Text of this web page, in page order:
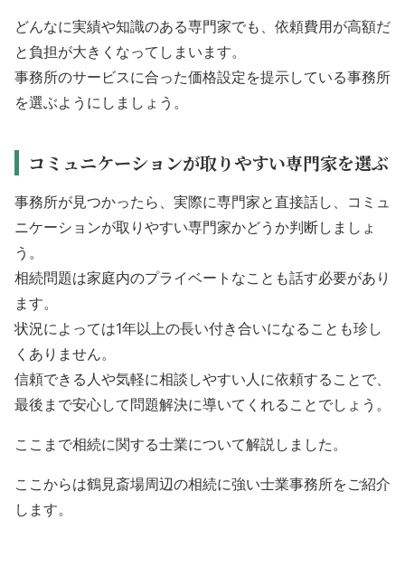
どんなに実績や知識のある専門家でも、依頼費用が高額だ
と負担が大きくなってしまいます。
事務所のサービスに合った価格設定を提示している事務所
を選ぶようにしましょう。
コミュニケーションが取りやすい専門家を選ぶ
事務所が見つかったら、実際に専門家と直接話し、コミュ
ニケーションが取りやすい専門家かどうか判断しましょ
う。
相続問題は家庭内のプライベートなことも話す必要があり
ます。
状況によっては1年以上の長い付き合いになることも珍し
くありません。
信頼できる人や気軽に相談しやすい人に依頼することで、
最後まで安心して問題解決に導いてくれることでしょう。
ここまで相続に関する士業について解説しました。
ここからは鶴見斎場周辺の相続に強い士業事務所をご紹介
します。